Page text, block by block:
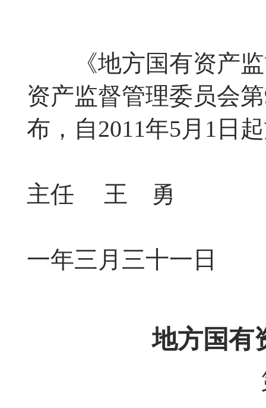
《地方国有资产监
资产监督管理委员会
布，自2011年5月1日
主任 王 勇
一年三月三十一日
地方国有